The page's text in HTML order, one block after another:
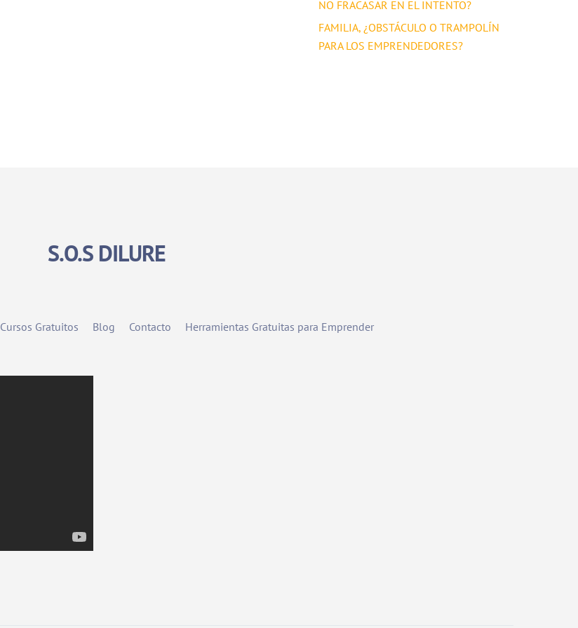
NO FRACASAR EN EL INTENTO?
FAMILIA, ¿OBSTÁCULO O TRAMPOLÍN
PARA LOS EMPRENDEDORES?
S.O.S DILURE
Cursos Gratuitos Blog Contacto Herramientas Gratuitas para Emprender